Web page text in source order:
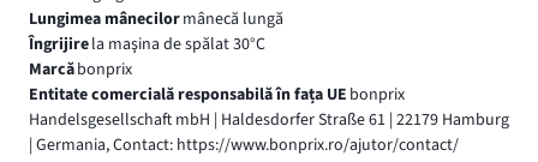
Lungimea mânecilormânecă lungă
Îngrijirela maşina de spălat 30°C
Marcăbonprix
Entitate comercială responsabilă în fața UE bonprix
Handelsgesellschaft mbH | Haldesdorfer Straße 61 | 22179 Hamburg
| Germania, Contact: https://www.bonprix.ro/ajutor/contact/